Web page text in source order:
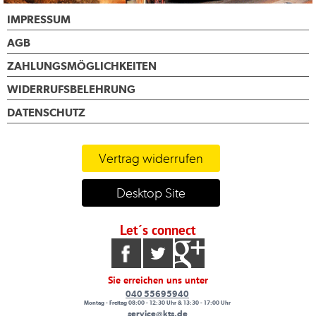
IMPRESSUM
AGB
ZAHLUNGSMÖGLICHKEITEN
WIDERRUFSBELEHRUNG
DATENSCHUTZ
Vertrag widerrufen
Desktop Site
Let´s connect
Sie erreichen uns unter
040 55695940
Montag - Freitag 08:00 - 12:30 Uhr & 13:30 - 17:00 Uhr
service@kts.de